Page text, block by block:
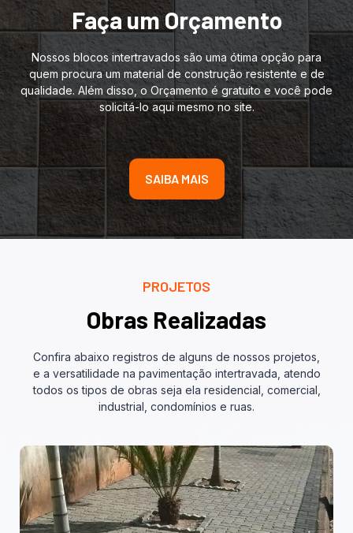
Faça um Orçamento
Nossos blocos intertravados são uma ótima opção para
quem procura um material de construção resistente e de
qualidade. Além disso, o Orçamento é gratuito e você pode
solicitá-lo aqui mesmo no site.
SAIBA MAIS
PROJETOS
Obras Realizadas
Confira abaixo registros de alguns de nossos projetos,
e a versatilidade na pavimentação intertravada, atendo
todos os tipos de obras seja ela residencial, comercial,
industrial, condomínios e ruas.